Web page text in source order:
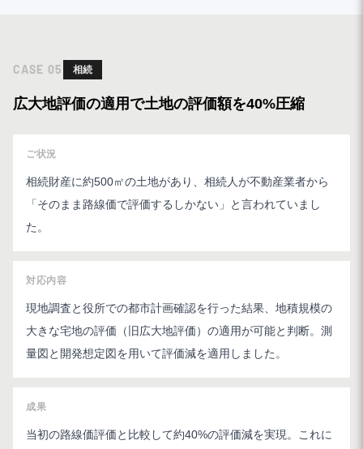
CASE 05 相続
広大地評価の適用で土地の評価額を40%圧縮
ご状況
相続財産に約500㎡の土地があり、相続人が不動産業者から
「そのまま路線価で評価するしかない」と言われていまし
た。
対応内容
現地調査と役所での都市計画確認を行った結果、地積規模の
大きな宅地の評価（旧広大地評価）の適用が可能と判断。測
量図と開発想定図を用いて評価減を適用しました。
成果
当初の路線価評価と比較して約40%の評価減を実現。これに